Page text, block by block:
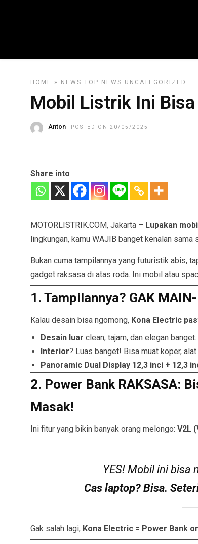
HOME » NEWS TOP NEWS UNCATEGORIZED
Mobil Listrik Ini
Anton POSTED ON 20/05/2025
Share into
MOTORLISTRIK.COM, Jakarta – Lupakan
lingkungan, kamu WAJIB banget kenalan sama
Bukan cuma tampilannya yang futuristik abis,
gadget raksasa di atas roda. Ini mobil atau
1. Tampilannya? GAK
Kalau desain bisa ngomong, Kona Electric
Desain luar clean, tajam, dan elegan
Interior? Luas banget! Bisa muat koper,
Panoramic Dual Display 12,3 inci + 12,3
2. Power Bank RAKSASA:
Masak!
Ini fitur yang bikin banyak orang melongo: V2L
YES! Mobil ini bisa
Cas laptop? Bisa.
Gak salah lagi, Kona Electric = Power Bank